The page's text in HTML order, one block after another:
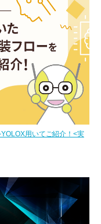
用いてご紹介！<実